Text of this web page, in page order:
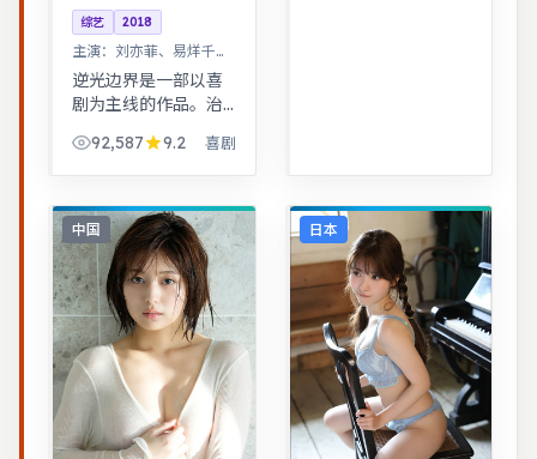
综艺 2018
主演： 刘亦菲、易烊千玺
等
逆光边界是一部以喜
剧为主线的作品。治
缓，适合放松解压观
看。家庭伦理冲突在
发，情感冲击力足。
92,587 9.2 喜剧
中国 日本